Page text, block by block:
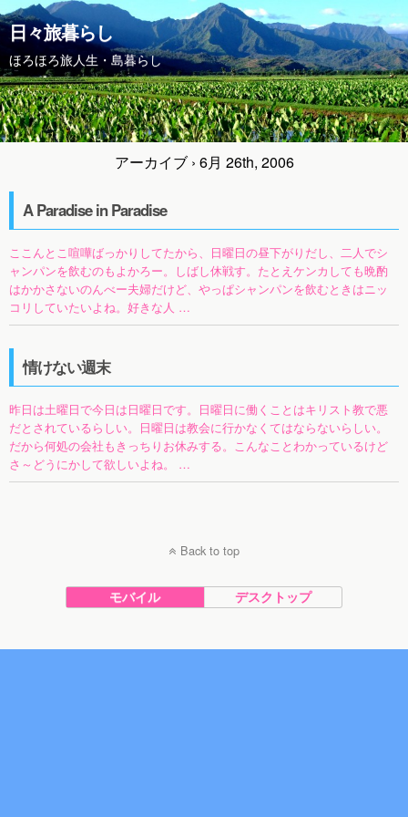
日々旅暮らし
ほろほろ旅人生・島暮らし
アーカイブ › 6月 26th, 2006
A Paradise in Paradise
ここんとこ喧嘩ばっかりしてたから、日曜日の昼下がりだし、二人でシ
ャンパンを飲むのもよかろー。しばし休戦す。たとえケンカしても晩酌
はかかさないのんべー夫婦だけど、やっぱシャンパンを飲むときはニッ
コリしていたいよね。好きな人 …
情けない週末
昨日は土曜日で今日は日曜日です。日曜日に働くことはキリスト教で悪
だとされているらしい。日曜日は教会に行かなくてはならないらしい。
だから何処の会社もきっちりお休みする。こんなことわかっているけど
さ～どうにかして欲しいよね。 …
Back to top
モバイル デスクトップ